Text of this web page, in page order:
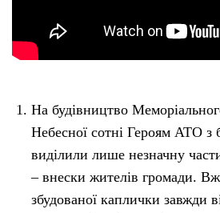
На будівництво
Небесної сотні Героям АТО з
виділили лише незначну
– внески жителів громади.
збудованої каплички завжди